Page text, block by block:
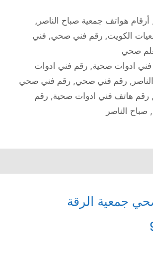
أرقام هواتف جمعية صباح الناصر ,
الكويت, رقم فني صحي, فني
صحي
ادوات صحية,رقم فني ادوات
, رقم فني صحي, رقم فني صحي
, رقم هاتف فني ادوات صحية, رقم
, صباح الناصر
جمعية الرقة